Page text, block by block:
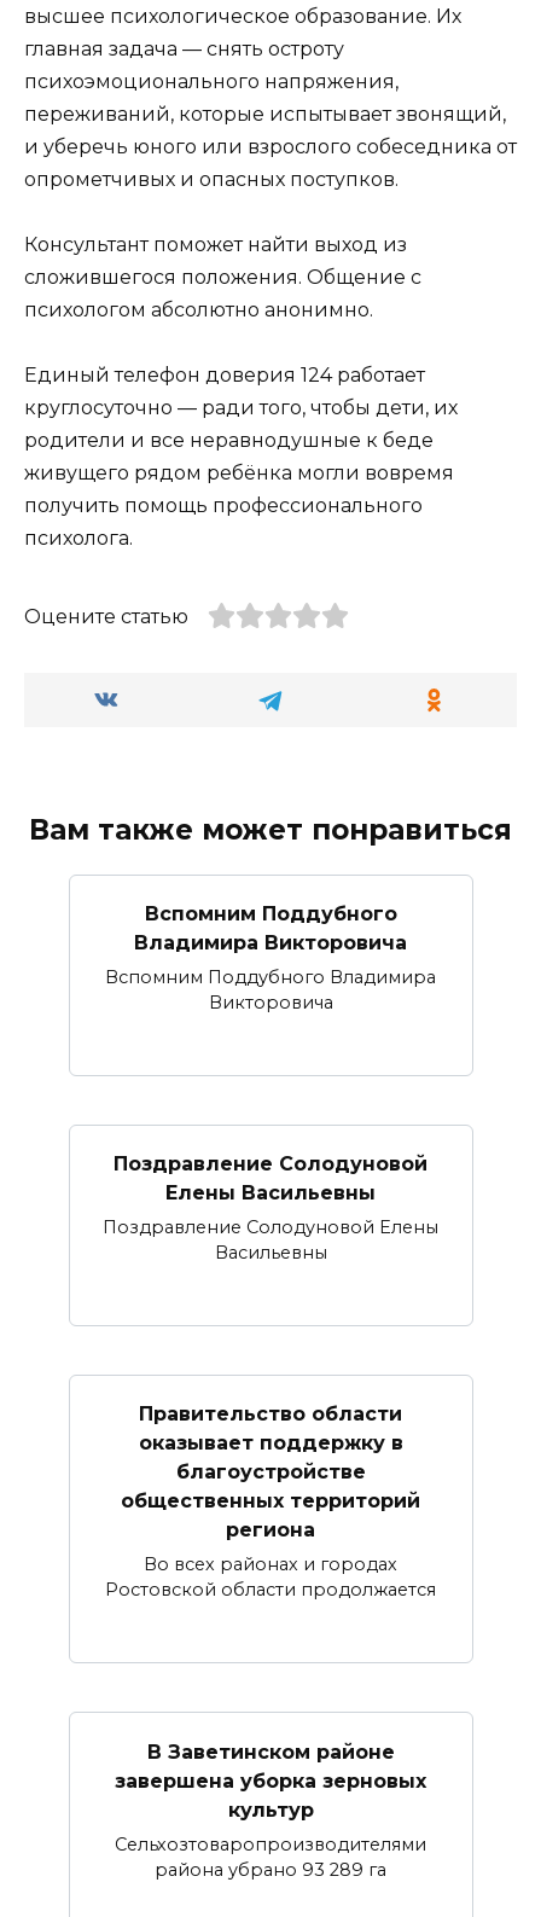
высшее психологическое образование. Их
главная задача — снять остроту
психоэмоционального напряжения,
переживаний, которые испытывает звонящий,
и уберечь юного или взрослого собеседника от
опрометчивых и опасных поступков.
Консультант поможет найти выход из
сложившегося положения. Общение с
психологом абсолютно анонимно.
Единый телефон доверия 124 работает
круглосуточно — ради того, чтобы дети, их
родители и все неравнодушные к беде
живущего рядом ребёнка могли вовремя
получить помощь профессионального
психолога.
Оцените статью
Вам также может понравиться
Вспомним Поддубного
Владимира Викторовича
Вспомним Поддубного Владимира
Викторовича
Поздравление Солодуновой
Елены Васильевны
Поздравление Солодуновой Елены
Васильевны
Правительство области
оказывает поддержку в
благоустройстве
общественных территорий
региона
Во всех районах и городах
Ростовской области продолжается
В Заветинском районе
завершена уборка зерновых
культур
Сельхозтоваропроизводителями
района убрано 93 289 га